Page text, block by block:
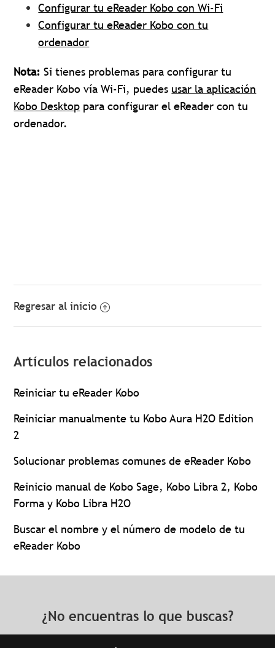
Configurar tu eReader Kobo con Wi-Fi
Configurar tu eReader Kobo con tu
ordenador
Nota: Si tienes problemas para configurar tu
eReader Kobo vía Wi-Fi, puedes usar la aplicación
Kobo Desktop para configurar el eReader con tu
ordenador.
Regresar al inicio
Artículos relacionados
Reiniciar tu eReader Kobo
Reiniciar manualmente tu Kobo Aura H2O Edition
2
Solucionar problemas comunes de eReader Kobo
Reinicio manual de Kobo Sage, Kobo Libra 2, Kobo
Forma y Kobo Libra H2O
Buscar el nombre y el número de modelo de tu
eReader Kobo
¿No encuentras lo que buscas?